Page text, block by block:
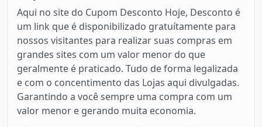
Aqui no site do Cupom Desconto Hoje, Desconto é
um link que é disponibilizado gratuítamente para
nossos visitantes para realizar suas compras em
grandes sites com um valor menor do que
geralmente é praticado. Tudo de forma legalizada
e com o concentimento das Lojas aqui divulgadas.
Garantindo a você sempre uma compra com um
valor menor e gerando muita economia.